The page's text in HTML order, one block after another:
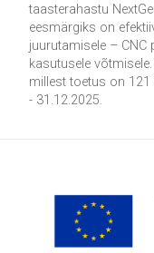
taasterahastu
eesmärgiks on
juurutamisele – CNC
kasutusele
millest toetus on 121
- 31.12.2025.